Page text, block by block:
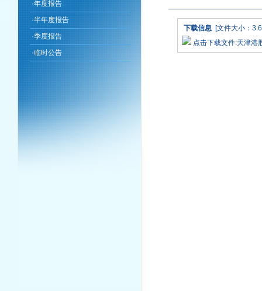
·年度报告
·半年度报告
·季度报告
·临时公告
下载信息[文件大小：
点击下载文件:天津港